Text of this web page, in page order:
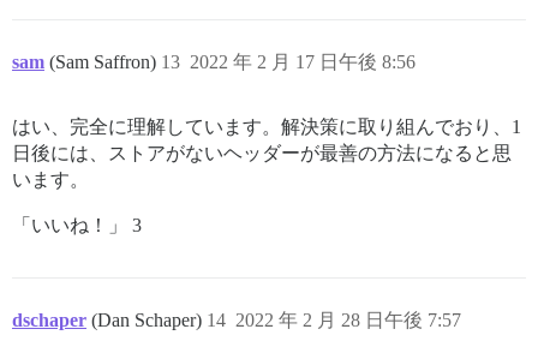
sam (Sam Saffron) 2022 年 2 月 17 日午後 8:56
13
はい、完全に理解しています。解決策に取り組んでおり、1
日後には、ストアがないヘッダーが最善の方法になると思
います。
「いいね！」 3
dschaper (Dan Schaper) 2022 年 2 月 28 日午後 7:57
14